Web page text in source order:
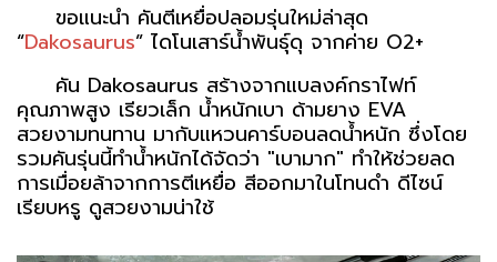
ขอแนะนำ คันตีเหยื่อปลอมรุ่นใหม่ล่าสุด
“Dakosaurus” ไดโนเสาร์น้ำพันธุ์ดุ จากค่าย O2+
คัน Dakosaurus สร้างจากแบลงค์กราไฟท์
คุณภาพสูง เรียวเล็ก น้ำหนักเบา ด้ามยาง EVA
สวยงามทนทาน มากับแหวนคาร์บอนลดน้ำหนัก ซึ่งโดย
รวมคันรุ่นนี้ทำน้ำหนักได้จัดว่า "เบามาก" ทำให้ช่วยลด
การเมื่อยล้าจากการตีเหยื่อ สีออกมาในโทนดำ ดีไซน์
เรียบหรู ดูสวยงามน่าใช้